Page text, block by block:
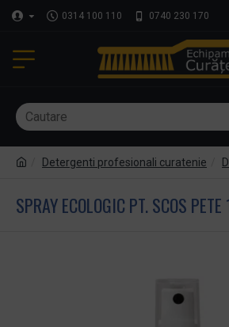
0314 100 110 0740 230 170
Detergenti profesionali curatenie
SPRAY ECOLOGIC PT. SCOS